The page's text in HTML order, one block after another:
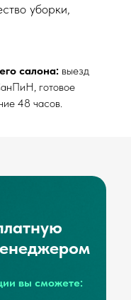
уборки,
салона: выезд
готовое
48 часов.
вы сможете: